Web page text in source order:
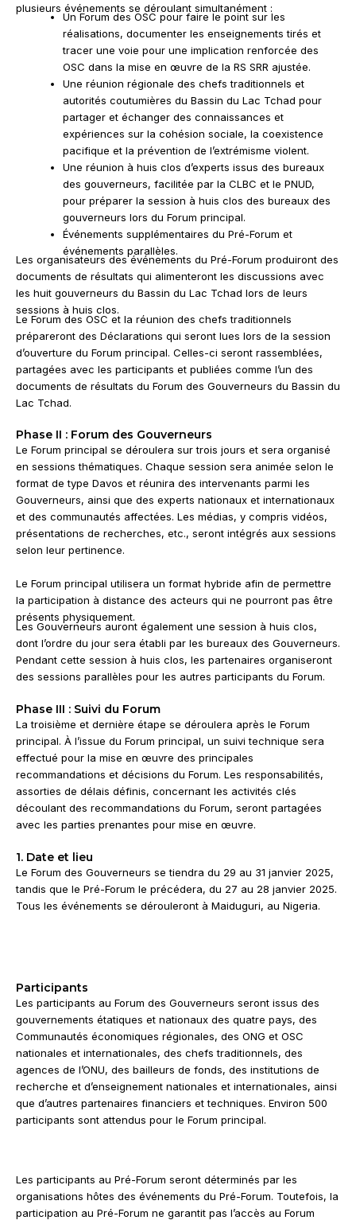
plusieurs événements se déroulant simultanément :
Un Forum des OSC pour faire le point sur les
réalisations, documenter les enseignements tirés et
tracer une voie pour une implication renforcée des
OSC dans la mise en œuvre de la RS SRR ajustée.
Une réunion régionale des chefs traditionnels et
autorités coutumières du Bassin du Lac Tchad pour
partager et échanger des connaissances et
expériences sur la cohésion sociale, la coexistence
pacifique et la prévention de l’extrémisme violent.
Une réunion à huis clos d’experts issus des bureaux
des gouverneurs, facilitée par la CLBC et le PNUD,
pour préparer la session à huis clos des bureaux des
gouverneurs lors du Forum principal.
Événements supplémentaires du Pré-Forum et
événements parallèles.
Les organisateurs des événements du Pré-Forum produiront des
documents de résultats qui alimenteront les discussions avec
les huit gouverneurs du Bassin du Lac Tchad lors de leurs
sessions à huis clos.
Le Forum des OSC et la réunion des chefs traditionnels
prépareront des Déclarations qui seront lues lors de la session
d’ouverture du Forum principal. Celles-ci seront rassemblées,
partagées avec les participants et publiées comme l’un des
documents de résultats du Forum des Gouverneurs du Bassin du
Lac Tchad.
Phase II : Forum des Gouverneurs
Le Forum principal se déroulera sur trois jours et sera organisé
en sessions thématiques. Chaque session sera animée selon le
format de type Davos et réunira des intervenants parmi les
Gouverneurs, ainsi que des experts nationaux et internationaux
et des communautés affectées. Les médias, y compris vidéos,
présentations de recherches, etc., seront intégrés aux sessions
selon leur pertinence.
Le Forum principal utilisera un format hybride afin de permettre
la participation à distance des acteurs qui ne pourront pas être
présents physiquement.
Les Gouverneurs auront également une session à huis clos,
dont l’ordre du jour sera établi par les bureaux des Gouverneurs.
Pendant cette session à huis clos, les partenaires organiseront
des sessions parallèles pour les autres participants du Forum.
Phase III : Suivi du Forum
La troisième et dernière étape se déroulera après le Forum
principal. À l’issue du Forum principal, un suivi technique sera
effectué pour la mise en œuvre des principales
recommandations et décisions du Forum. Les responsabilités,
assorties de délais définis, concernant les activités clés
découlant des recommandations du Forum, seront partagées
avec les parties prenantes pour mise en œuvre.
1. Date et lieu
Le Forum des Gouverneurs se tiendra du 29 au 31 janvier 2025,
tandis que le Pré-Forum le précédera, du 27 au 28 janvier 2025.
Tous les événements se dérouleront à Maiduguri, au Nigeria.
Participants
Les participants au Forum des Gouverneurs seront issus des
gouvernements étatiques et nationaux des quatre pays, des
Communautés économiques régionales, des ONG et OSC
nationales et internationales, des chefs traditionnels, des
agences de l’ONU, des bailleurs de fonds, des institutions de
recherche et d’enseignement nationales et internationales, ainsi
que d’autres partenaires financiers et techniques. Environ 500
participants sont attendus pour le Forum principal.
Les participants au Pré-Forum seront déterminés par les
organisations hôtes des événements du Pré-Forum. Toutefois, la
participation au Pré-Forum ne garantit pas l’accès au Forum